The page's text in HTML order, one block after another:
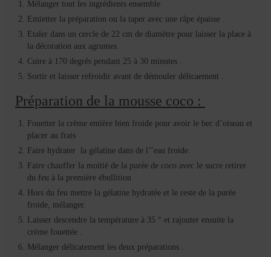
Mélanger tout les ingrédients ensemble
Emietter la préparation ou la taper avec une râpe épaisse .
Etaler dans un cercle de 22 cm de diamètre pour laisser la place à
la décoration aux agrumes.
Cuire à 170 degrés pendant 25 à 30 minutes .
Sortir et laisser refroidir avant de démouler délicaement .
Préparation de la mousse coco :
Fouetter la crème entière bien froide pour avoir le bec d’oiseau et
placer au frais
Faire hydrater la gélatine dans de l’’eau froide.
Faire chauffer la moitié de la purée de coco avec le sucre retirer
du feu à la première ébullition
Hors du feu mettre la gélatine hydratée et le reste de la purée
froide, mélanger.
Laisser descendre la température à 35 ° et rajouter ensuite la
crème fouettée .
Mélanger délicatement les deux préparations .